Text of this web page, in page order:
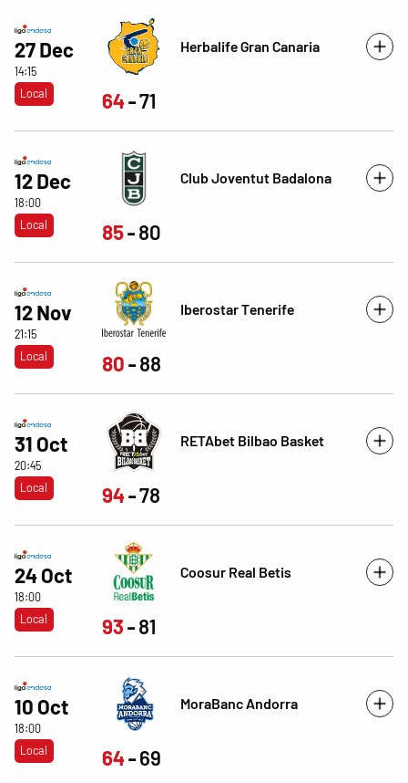
27 Dec
14:15
Local
Herbalife Gran Canaria
64 71
12 Dec
18:00
Local
Club Joventut Badalona
85 80
12 Nov
21:15
Local
Iberostar Tenerife
80 88
31 Oct
20:45
Local
RETAbet Bilbao Basket
94 78
24 Oct
18:00
Local
Coosur Real Betis
93 81
10 Oct
18:00
Local
MoraBanc Andorra
64 69